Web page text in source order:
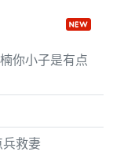
你小子是有点
救妻